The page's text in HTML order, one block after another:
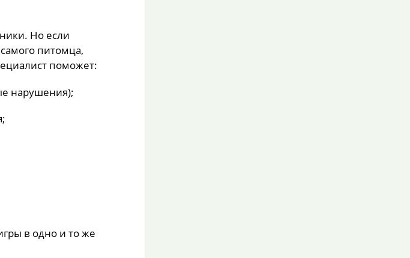
Но если
питомца,
поможет:
нарушения);
в одно и то же